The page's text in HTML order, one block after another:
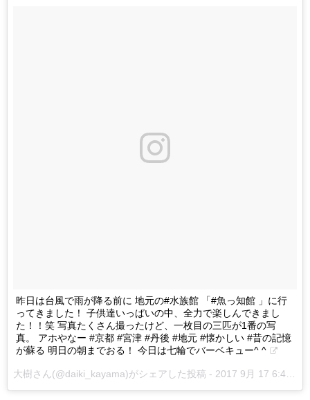
昨日は台風で雨が降る前に 地元の#水族館 「#魚っ知館 」に行
ってきました！ 子供達いっぱいの中、全力で楽しんできまし
た！！笑 写真たくさん撮ったけど、一枚目の三匹が1番の写
真。 アホやなー #京都 #宮津 #丹後 #地元 #懐かしい #昔の記憶
が蘇る 明日の朝までおる！ 今日は七輪でバーベキュー^ ^
大樹さん(@daiki_kayama)がシェアした投稿 - 2017 9月 17 6:47午後 PDT